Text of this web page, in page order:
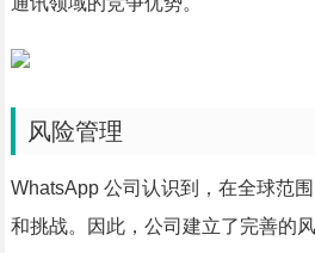
风险管理
WhatsApp 公司认识到，在全球范
和挑战。因此，公司建立了完善的